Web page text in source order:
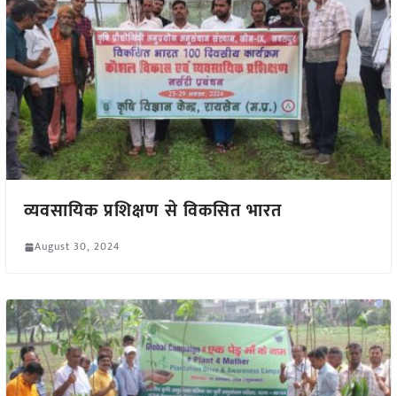
व्यवसायिक प्रशिक्षण से विकसित भारत
August 30, 2024